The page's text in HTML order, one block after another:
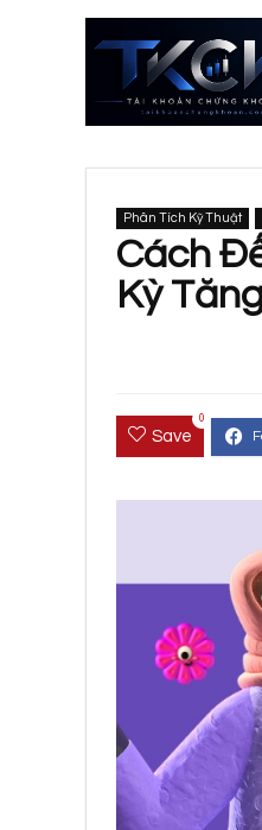
Phân Tích Kỹ Thuật
Cách
Kỳ
Save
0